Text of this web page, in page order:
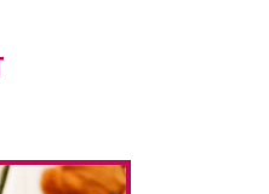
điều đó, ba mẹ